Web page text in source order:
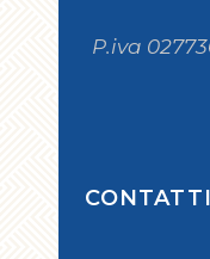
P.iva
CONTATTI